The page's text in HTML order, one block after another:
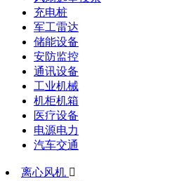
充电桩
军工雷达
储能设备
安防监控
通讯设备
工业机械
机柜机箱
医疗设备
电源电力
汽车交通
离心风机 